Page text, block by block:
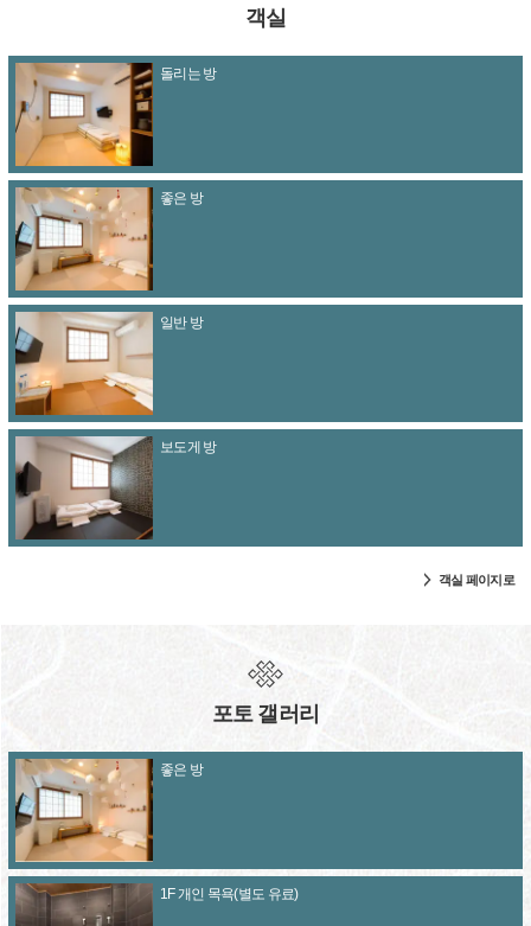
객실
돌리는 방
좋은 방
일반 방
보도게 방
객실 페이지로
포토 갤러리
좋은 방
1F 개인 목욕(별도 유료)